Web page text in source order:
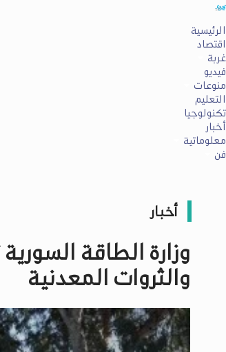
الرئيسية
اقتصاد
غربة
فيديو
منوعات
التعليم
تكنولوجيا
أخبار
معلوماتية
فن
أخبار
وزارة الطاقة
والثروات المعدنية